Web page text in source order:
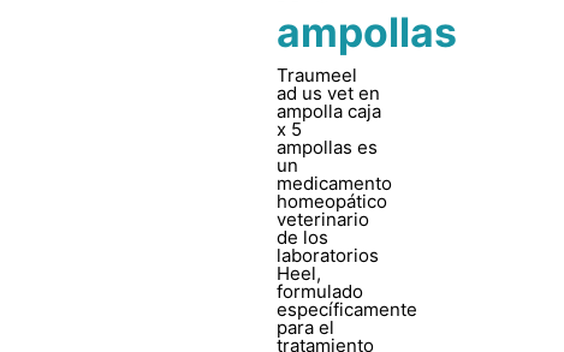
ampollas
Traumeel
ad us vet en
ampolla caja
x 5
ampollas es
un
medicamento
homeopático
veterinario
de los
laboratorios
Heel,
formulado
específicamente
para el
tratamiento